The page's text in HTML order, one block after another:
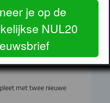
ARTIKELEN
dan duizend particuliere
met twee nieuwe
je op de
NUL20